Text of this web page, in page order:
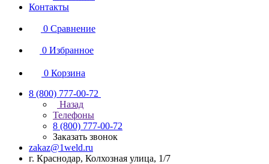
Контакты
0 Сравнение
0 Избранное
0 Корзина
8 (800) 777-00-72
Назад
Телефоны
8 (800) 777-00-72
Заказать звонок
zakaz@1weld.ru
г. Краснодар, Колхозная улица, 1/7